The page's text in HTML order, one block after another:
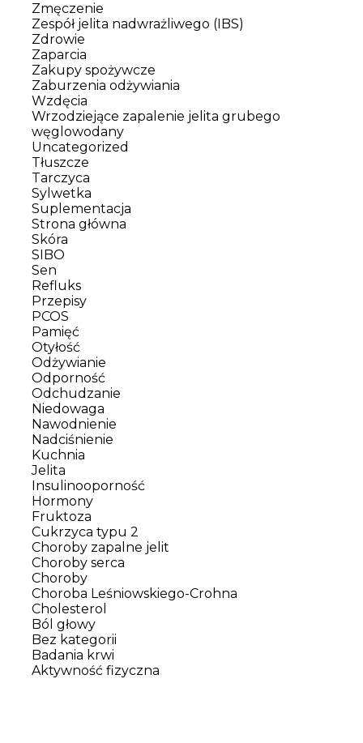
Zmęczenie
Zespół jelita nadwrażliwego (IBS)
Zdrowie
Zaparcia
Zakupy spożywcze
Zaburzenia odżywiania
Wzdęcia
Wrzodziejące zapalenie jelita grubego
węglowodany
Uncategorized
Tłuszcze
Tarczyca
Sylwetka
Suplementacja
Strona główna
Skóra
SIBO
Sen
Refluks
Przepisy
PCOS
Pamięć
Otyłość
Odżywianie
Odporność
Odchudzanie
Niedowaga
Nawodnienie
Nadciśnienie
Kuchnia
Jelita
Insulinooporność
Hormony
Fruktoza
Cukrzyca typu 2
Choroby zapalne jelit
Choroby serca
Choroby
Choroba Leśniowskiego-Crohna
Cholesterol
Ból głowy
Bez kategorii
Badania krwi
Aktywność fizyczna